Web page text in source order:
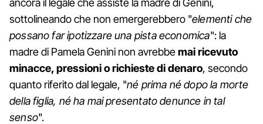
ancora il legale che assiste la madre di Genini,
sottolineando che non emergerebbero "elementi che
possano far ipotizzare una pista economica": la
madre di Pamela Genini non avrebbemai ricevuto
minacce, pressioni o richieste di denaro, secondo
quanto riferito dal legale, "né prima né dopo la morte
della figlia, né ha mai presentato denunce in tal
senso".